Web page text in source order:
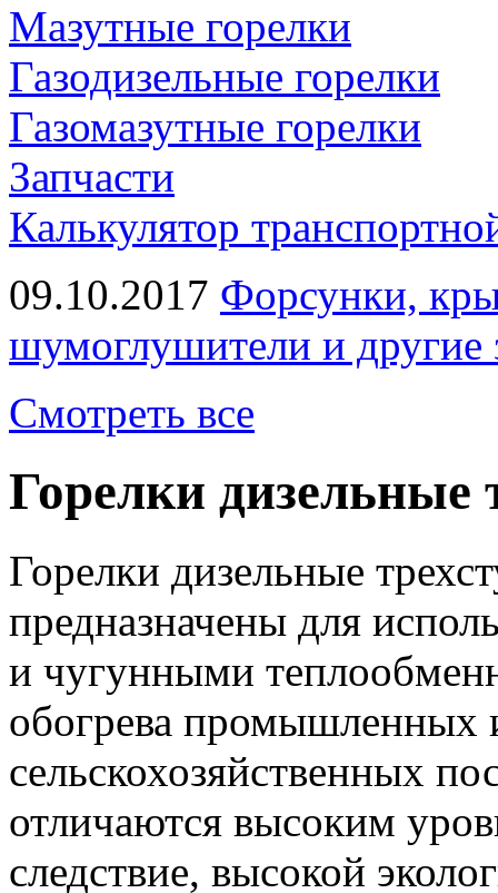
Мазутные горелки
Газодизельные горелки
Газомазутные горелки
Запчасти
Калькулятор
09.10.2017 Форсунки,
шумоглушители и другие
Смотреть все
Горелки дизельные
Горелки дизельные
предназначены для
и чугунными
обогрева промышленных
сельскохозяйственных
отличаются высоким
следствие, высокой